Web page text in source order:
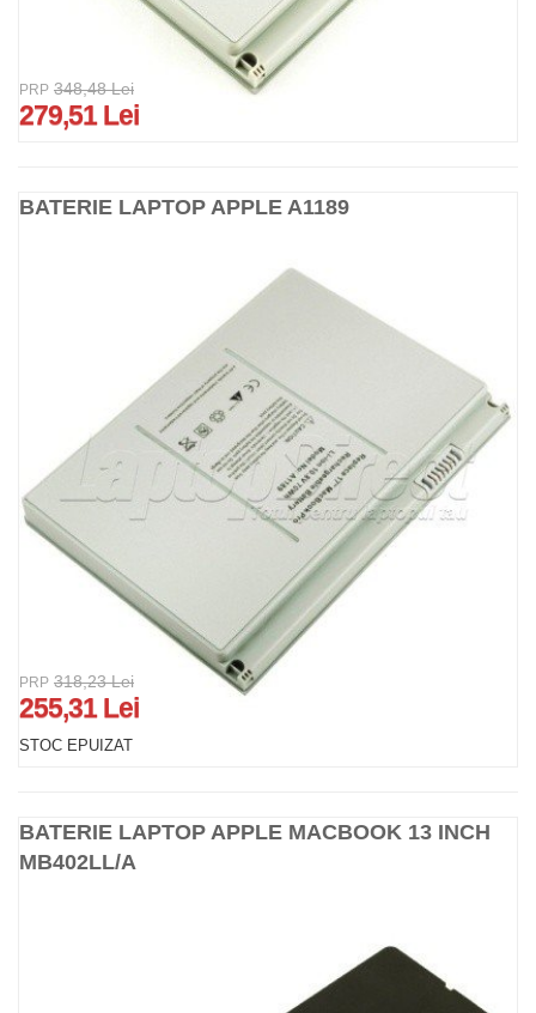
PRP 348,48 Lei
279,51 Lei
BATERIE LAPTOP APPLE A1189
PRP 318,23 Lei
255,31 Lei
STOC EPUIZAT
BATERIE LAPTOP APPLE MACBOOK 13 INCH
MB402LL/A